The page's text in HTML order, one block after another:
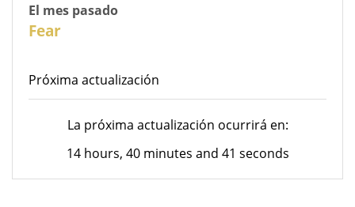
El mes pasado
Fear
Próxima actualización
La próxima actualización ocurrirá en:
14 hours, 40 minutes and 41 seconds